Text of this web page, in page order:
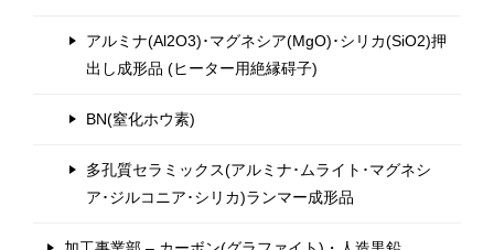
アルミナ(Al2O3)･マグネシア(MgO)･シリカ(SiO2)押
出し成形品 (ヒーター用絶縁碍子)
BN(窒化ホウ素)
多孔質セラミックス(アルミナ･ムライト･マグネシ
ア･ジルコニア･シリカ)ランマー成形品